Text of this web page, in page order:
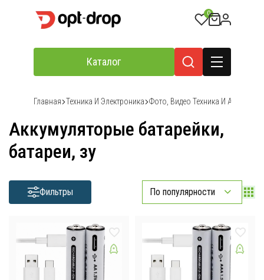
0
Каталог
Главная Техника И Электроника Фото, Видео Техника И
Аккумуляторые батарейки,
батареи, зу
Фильтры По популярности